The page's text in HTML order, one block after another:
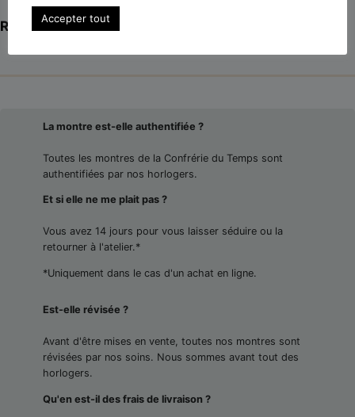
Révisée et garantie 3 ans.
La montre est-elle authentifiée ?
Toutes les montres de la Confrérie du Temps sont
authentifiées par nos horlogers.
Et si elle ne me plait pas ?
Vous avez 14 jours pour vous laisser séduire ou la
retourner à l'atelier.*
*Uniquement dans le cas d'un achat en ligne.
Est-elle révisée ?
Avant d'être mises en vente, toutes nos montres sont
révisées par nos soins. Nous sommes avant tout des
horlogers.
Qu'en est-il des frais de livraison ?
Accepter tout